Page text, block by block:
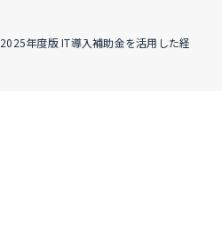
2025年度版 IT導入補助金を活用した経